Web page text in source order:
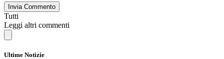
Invia Commento
Tutti
Leggi altri commenti
Ultime Notizie